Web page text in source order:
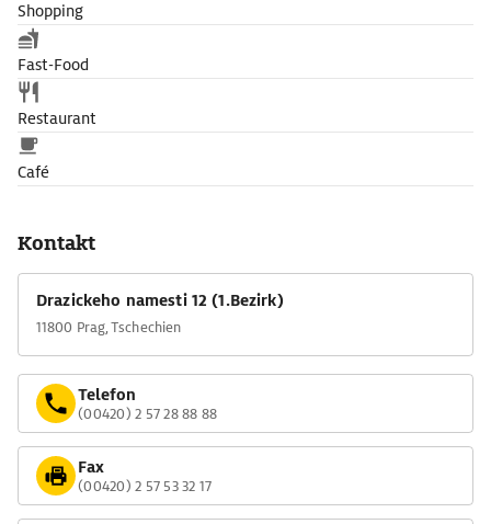
Shopping
Fast-Food
Restaurant
Café
Kontakt
Drazickeho namesti 12 (1.Bezirk)
11800 Prag, Tschechien
Telefon
(00420) 2 57 28 88 88
Fax
(00420) 2 57 53 32 17